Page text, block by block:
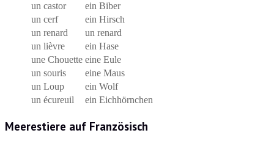
un castor
ein Biber
un cerf
ein Hirsch
un renard
un renard
un lièvre
ein Hase
une Chouette eine Eule
un souris
eine Maus
un Loup
ein Wolf
un écureuil
ein Eichhörnchen
Meerestiere auf Französisch